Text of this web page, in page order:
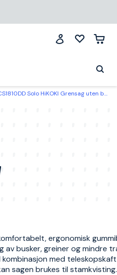
Solo HiKOKI Grensag uten batteri og lader
ergonomisk
av busker, greiner og mindre
med
sagen brukes til stamkvisting.